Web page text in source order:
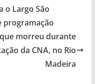
o Largo São
programação
morreu durante
da CNA, no Rio
Madeira